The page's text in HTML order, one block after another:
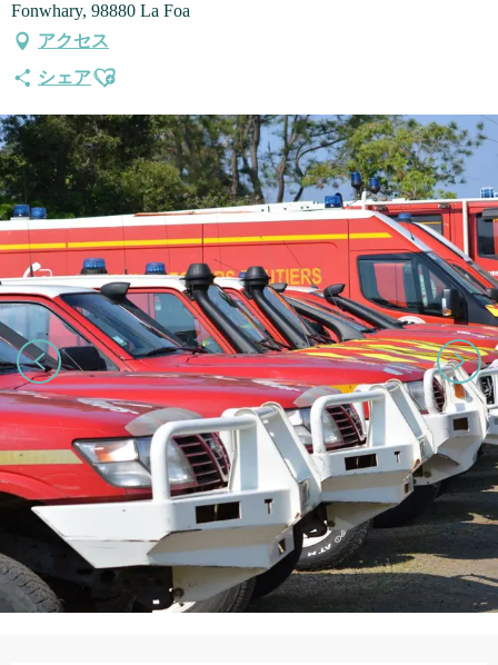
Fonwhary, 98880 La Foa
アクセス
シェアAjouter aux favoris